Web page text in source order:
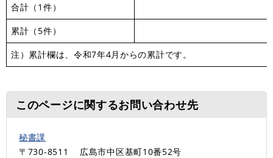
合計（1件）
累計（5件）
注）累計欄は、令和7年4月からの累計です。
このページに関するお問い合わせ先
秘書課
〒730-8511
広島市中区基町10番52号